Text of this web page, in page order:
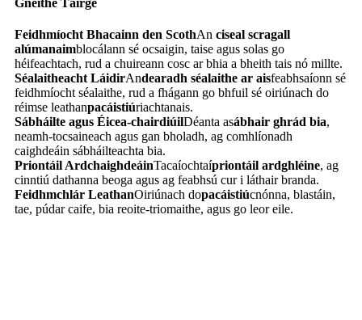
Feidhmíocht Bhacainn den ScothAn ciseal scragall
alúmanaimblocálann sé ocsaigin, taise agus solas go
héifeachtach, rud a chuireann cosc ​​ar bhia a bheith tais nó millte.
Séalaitheacht LáidirAndearadh séalaithe ar aisfeabhsaíonn sé
feidhmíocht séalaithe, rud a fhágann go bhfuil sé oiriúnach do
réimse leathanpacáistiúriachtanais.
Sábháilte agus Éicea-chairdiúilDéanta asábhair ghrád bia,
neamh-tocsaineach agus gan bholadh, ag comhlíonadh
caighdeáin sábháilteachta bia.
Priontáil ArdchaighdeáinTacaíochtaípriontáil ardghléine, ag
cinntiú dathanna beoga agus ag feabhsú cur i láthair branda.
Feidhmchlár LeathanOiriúnach dopacáistiúcnónna, blastáin,
tae, púdar caife, bia reoite-triomaithe, agus go leor eile.